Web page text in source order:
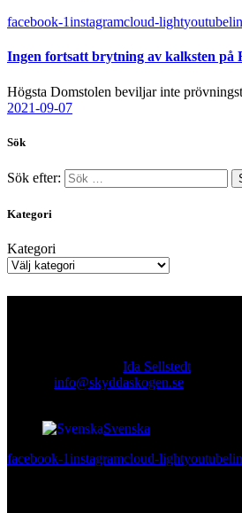
facebook-1instagramcloud-lightyoutube
Ingen fortsatt brytning av kalksten på
Högsta Domstolen beviljar inte
2021-09-07
Sök
Sök efter:
Kategori
Kategori
Ida Sellstedt
info@skyddaskogen.se
Svenska
facebook-1instagramcloud-lightyoutube